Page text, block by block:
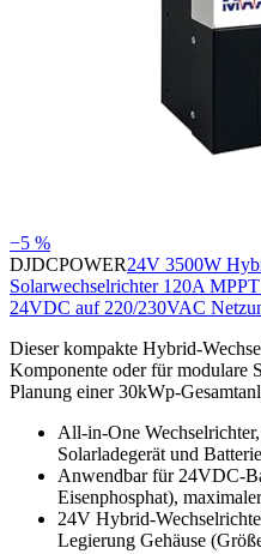
−5 %
DJDCPOWER24V 3500W
Solarwechselrichter 120A
24VDC auf 220/230VAC
Dieser kompakte Hybrid-
Komponente oder für modulare
Planung einer 30kWp-
All-in-One
Solarladegerät und
Anwendbar für 24VDC-
Eisenphosphat),
24V Hybrid-
Legierung Gehäuse